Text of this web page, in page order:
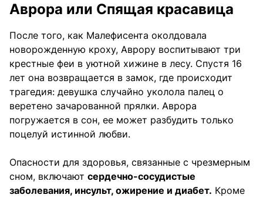
Аврора или Спящая красавица
После того, как Малефисента околдовала
новорожденную кроху, Аврору воспитывают три
крестные феи в уютной хижине в лесу. Спустя 16
лет она возвращается в замок, где происходит
трагедия: девушка случайно уколола палец о
веретено зачарованной прялки. Аврора
погружается в сон, ее может разбудить только
поцелуй истинной любви.
Опасности для здоровья, связанные с чрезмерным
сном, включают сердечно-сосудистые
заболевания, инсульт, ожирение и диабет. Кроме